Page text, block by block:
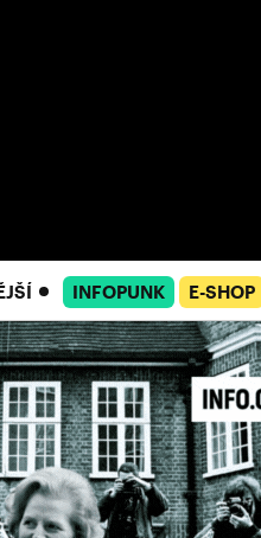
INFOPUNK E-SHOP